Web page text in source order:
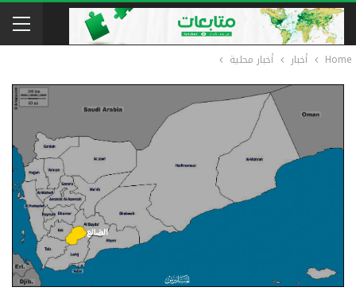
Home أخبار أخبار محلية